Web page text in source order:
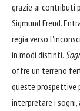
grazie ai contributi
Sigmund Freud.
regia verso
in modi distinti.
offre un terreno
queste prospettive
interpretare i